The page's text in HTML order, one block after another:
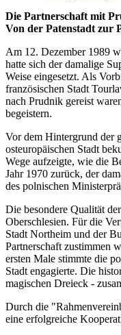
Die Partnerschaft mit
Von der Patenstadt zur
Am 12. Dezember 1989
hatte sich der damalige
Weise eingesetzt. Als
französischen Stadt
nach Prudnik gereist
begeistern.
Vor dem Hintergrund der
osteuropäischen Stadt
Wege aufzeigte, wie die
Jahr 1970 zurück, der
des polnischen
Die besondere Qualität
Oberschlesien. Für die
Stadt Northeim und der
Partnerschaft zustimmen
ersten Male stimmte die
Stadt engagierte. Die
magischen Dreieck -
Durch die
eine erfolgreiche